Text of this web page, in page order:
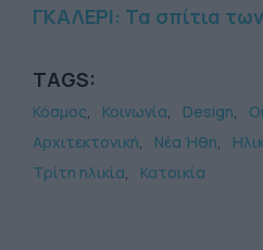
ΓΚΑΛΕΡΙ: Τα σπίτια
TAGS:
Κόσμος Κοινωνία Design
Αρχιτεκτονική
Νέα Ήθη
Τρίτη ηλικία
Κατοικία